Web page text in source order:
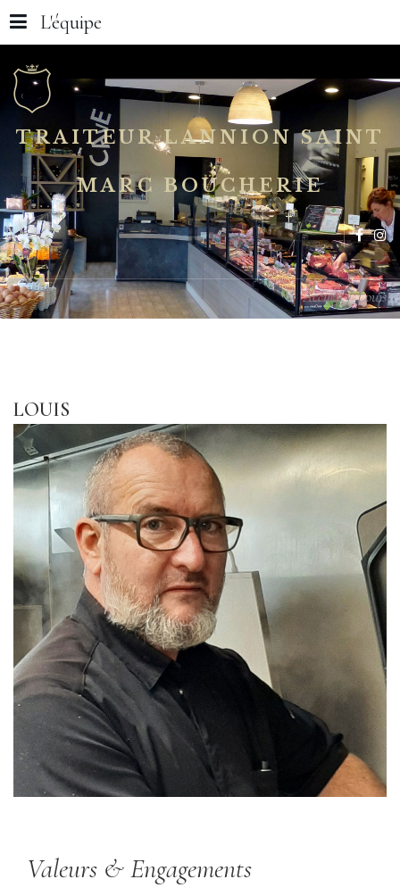
TRAITEUR LANNION SAINT
MARC BOUCHERIE
L'équipe
Accueil Louis
LOUIS
Valeurs &Engagements